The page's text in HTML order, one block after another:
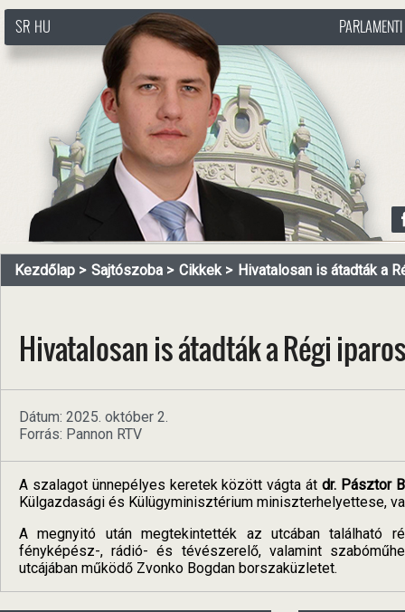
http://www.pasztorbalint.rs/hu
SR HU
Kezdőlap Sajtószoba Cikkek Hivatalosan is átadták a
Hivatalosan is átadták a Régi
Dátum: 2025. október 2.
Forrás: Pannon RTV
A szalagot ünnepélyes keretek között vágta át dr. Pásztor
Külgazdasági és Külügyminisztérium miniszterhelyettese,
A megnyitó után megtekintették az utcában található
fényképész-, rádió- és tévészerelő, valamint
utcájában működő Zvonko Bogdan borszaküzletet.